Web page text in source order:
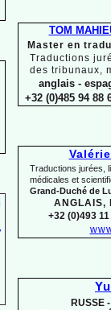
TOM
Master en
Traductions
des tribunaux,
anglais -
+32 (0)485 94 88
Traductions jurées,
médicales et
Grand-Duché de
ANGLAIS,
+32 (0)493
RUSSE -